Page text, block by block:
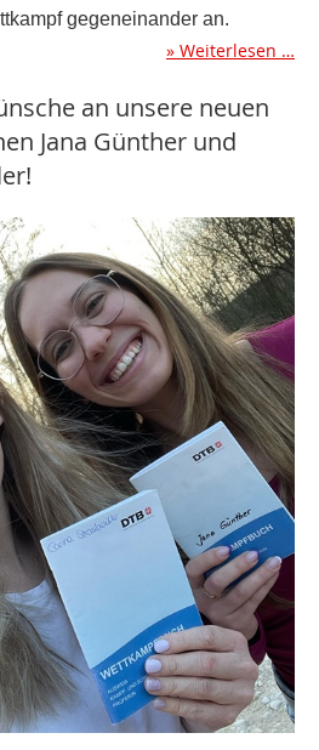
gegeneinander an.
Weiterlesen …
an unsere neuen
Jana Günther und